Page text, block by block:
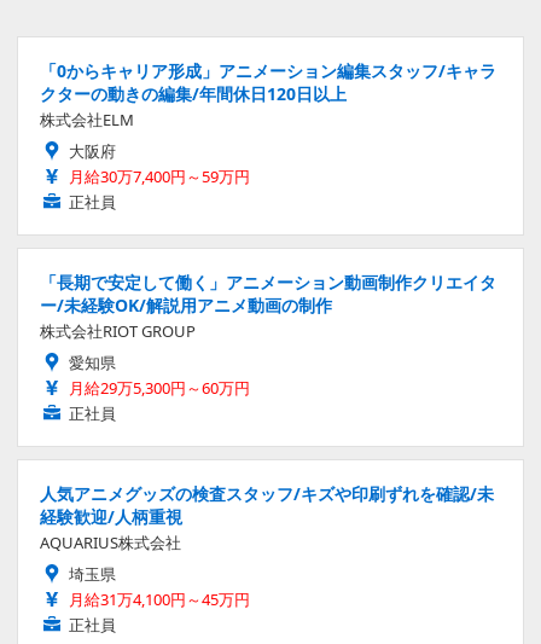
「0からキャリア形成」アニメーション編集スタッフ/キャラ
クターの動きの編集/年間休日120日以上
株式会社ELM
大阪府
月給30万7,400円～59万円
正社員
「長期で安定して働く」アニメーション動画制作クリエイタ
ー/未経験OK/解説用アニメ動画の制作
株式会社RIOT GROUP
愛知県
月給29万5,300円～60万円
正社員
人気アニメグッズの検査スタッフ/キズや印刷ずれを確認/未
経験歓迎/人柄重視
AQUARIUS株式会社
埼玉県
月給31万4,100円～45万円
正社員